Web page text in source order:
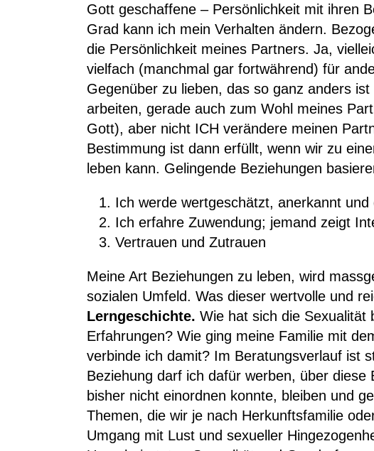
Gott geschaffene – Persönlichkeit mit ihren
Grad kann ich mein Verhalten ändern.
die Persönlichkeit meines Partners. Ja,
vielfach (manchmal gar fortwährend) für
Gegenüber zu lieben, das so ganz anders
arbeiten, gerade auch zum Wohl meines
Gott), aber nicht ICH verändere meinen
Bestimmung ist dann erfüllt, wenn wir zu
leben kann. Gelingende Beziehungen
Ich werde wertgeschätzt, anerkannt und
Ich erfahre Zuwendung; jemand zeigt
Vertrauen und Zutrauen
Meine Art Beziehungen zu leben, wird
sozialen Umfeld. Was dieser wertvolle und
Lerngeschichte. Wie hat sich die Sexualität
Erfahrungen? Wie ging meine Familie mit
verbinde ich damit? Im Beratungsverlauf ist
Beziehung darf ich dafür werben, über
bisher nicht einordnen konnte, bleiben und
Themen, die wir je nach Herkunftsfamilie
Umgang mit Lust und sexueller